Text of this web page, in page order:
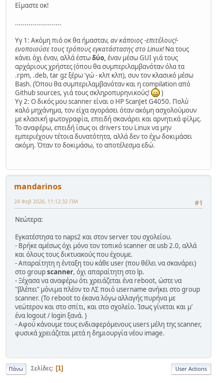
Είμαστε οκ!
........................
Υγ 1: Ακόμη πιό οκ θα ήμασταν, αν κάποιος -επιτέλους!-
ενοποιούσε τους τρόπους εγκατάστασης στο Linux!Να τους
κάνει όχι έναν, αλλά έστωδύο, έναν μέσω GUI γιά τους
αρχάριους χρήστες (όπου θα συμπεριλαμβανόταν όλα τα
.rpm, .deb, tar gz ξέρω 'γώ - κλπ κλπ), συν τον κλασικό μέσω
Bash. (Όπου θα συμπεριλαμβανόταν και η compilation από
Github sources, γιά τους σκληροπυρηνικούς!
)
Υγ 2: Ο δικός μου scanner είναι ο HP ScanJet G4050. Πολύ
καλό μηχάνημα, τον είχα αγοράσει όταν ακόμη ασχολούμουν
με κλασική φωτογραφία, επειδή σκανάρει και αρνητικά φίλμς.
Το αναφέρω, επειδή ίσως οι drivers του Linux να μην
εμπεριέχουν τέτοια δυνατότητα, αλλά δεν το έχω δοκιμάσει
ακόμη. Όταν το δοκιμάσω, το αποτέλεσμα εδώ.
mandarinos
#1
24 Φεβ 2026, 11:12:32 ΠΜ
Νεώτερα:
Εγκατέστησα το naps2 και στον server του σχολείου.
- Βρήκε αμέσως όχι μόνο τον τοπικό scanner σε usb 2.0, αλλά
και όλους τους δικτυακούς που έχουμε.
- Απαραίτητη η ένταξη του κάθε user (που θέλει να σκανάρει)
στο groupscanner, όχι απαραίτητη στο lp.
- Ξέχασα να αναφέρω ότι χρειάζεται ένα reboot, ώστε να
"βλέπει" μόνιμα πλέον το ΛΣ ποιό username ανήκει στο group
scanner. (Το reboot το έκανα λόγω αλλαγής πυρήνα με
νεώτερον και στο σπίτι, και στο σχολείο. Ίσως γίνεται και μ'
ένα logout / login ξανά. )
- Αφού κάνουμε τους ενδιαφερόμενους users μέλη της scanner,
φυσικά χρειάζεται μετά η δημιουργία νέου image.
Πάνω Σελίδες 1 User Actions